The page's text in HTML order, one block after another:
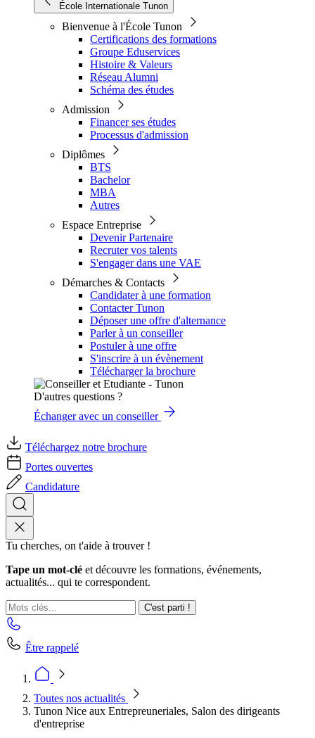
École Internationale Tunon
Bienvenue à l'École Tunon
Certifications des formations
Groupe Eduservices
Histoire & Valeurs
Réseau Alumni
Schéma des études
Admission
Financer ses études
Processus d'admission
Diplômes
BTS
Bachelor
MBA
Autres
Espace Entreprise
Devenir Partenaire
Recruter vos talents
S'engager dans une VAE
Démarches & Contacts
Candidater à une formation
Contacter Tunon
Déposer une offre d'alternance
Parler à un conseiller
Postuler à une offre
S'inscrire à un évènement
Télécharger la brochure
D'autres questions ?
Échanger avec un conseiller
Téléchargez notre brochure
Portes ouvertes
Candidature
Tu cherches, on t'aide à trouver !
Tape un mot-clé et découvre les formations, événements,
actualités... qui te correspondent.
C'est parti !
Être rappelé
Toutes nos actualités
Tunon Nice aux Entrepreuneriales, Salon des dirigeants
d'entreprise